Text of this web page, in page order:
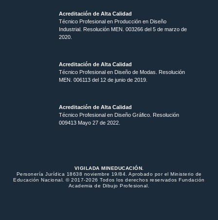
Acreditación de Alta Calidad
Técnico Profesional en Producción en Diseño
Industrial. Resolución MEN. 003266 del 5 de marzo de
2020.
Acreditación de Alta Calidad
Técnico Profesional en Diseño de Modas. Resolución
MEN. 006113 del 12 de junio de 2019.
Acreditación de Alta Calidad
Técnico Profesional en Diseño Gráfico. Resolución
009413 Mayo 27 de 2022.
VIGILADA MINEDUCACIÓN.
Personería Jurídica 18638 noviembre 19/84. Aprobado por el Ministerio de
Educación Nacional. © 2017-2026 Todos los derechos reservados Fundación
Academia de Dibujo Profesional.